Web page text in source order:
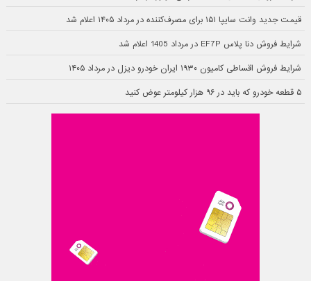
قیمت جدید وانت سایپا ۱۵۱ برای مصرف‌کننده در مرداد ۱۴۰۵ اعلام شد
شرایط فروش دنا پلاس EF7P در مرداد 1405 اعلام شد
شرایط فروش اقساطی کامیون ۱۹۳۰ ایران خودرو دیزل در مرداد ۱۴۰۵
۵ قطعه خودرو که باید در ۹۶ هزار کیلومتر عوض کنید